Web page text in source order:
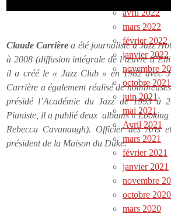
Claude Carrière a été journaliste à Jazz
à 2008 (diffusion intégrale de l’œuvre
il a créé le « Jazz Club » en 1982 avec
Carrière a également réalisé de
présidé l’Académie du Jazz de 1993 à
Pianiste, il a publié deux albums «
Rebecca Cavanaugh). Officier des Arts
président de la Maison du Duke.
avril 2022
mars 2022
février 2022
janvier 2022
novembre
octobre 2021
juin 2021
mai 2021
Avril 2021
mars 2021
février 2021
janvier 2021
novembre
octobre 2020
mars 2020